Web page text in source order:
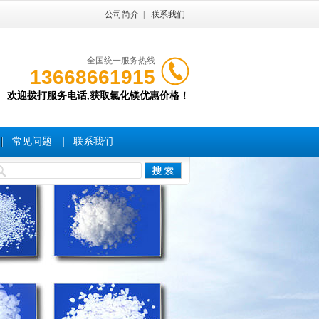
公司简介 联系我们
全国统一服务热线
13668661915
欢迎拨打服务电话,获取氯化镁优惠价格！
常见问题 联系我们